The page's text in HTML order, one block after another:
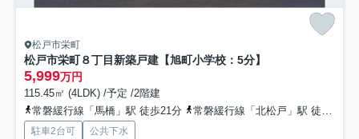
松戸市栄町
松戸市栄町８丁目新築戸建【旭町小学校：5分】
5,999万円
115.45㎡ (4LDK) /予定 /2階建
常磐緩行線「馬橋」駅 徒歩21分
常磐緩行線「北松戸」駅 徒歩25分
駐車2台可 公共下水